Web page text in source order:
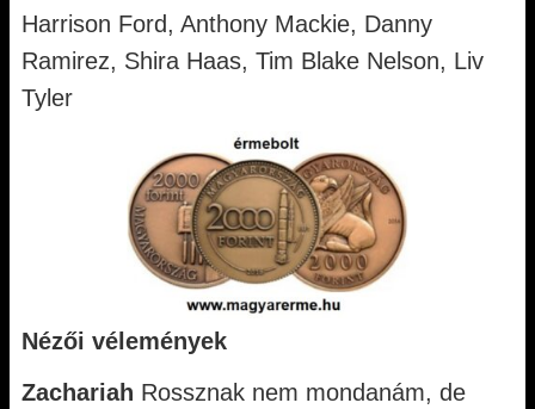
Harrison Ford, Anthony Mackie, Danny
Ramirez, Shira Haas, Tim Blake Nelson, Liv
Tyler
Nézői vélemények
Zachariah Rossznak nem mondanám, de